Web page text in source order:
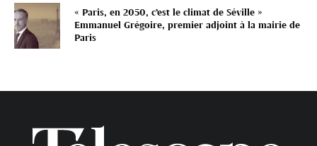
« Paris, en 2050, c’est le climat de Séville »
Emmanuel Grégoire, premier adjoint à la mairie de
Paris